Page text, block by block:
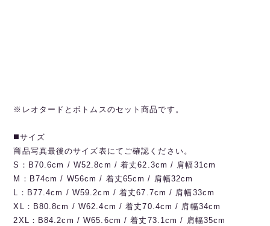
※レオタードとボトムスのセット商品です。
◼️サイズ
商品写真最後のサイズ表にてご確認ください。
S：B70.6cm / W52.8cm / 着丈62.3cm / 肩幅31cm
M：B74cm / W56cm / 着丈65cm / 肩幅32cm
L：B77.4cm / W59.2cm / 着丈67.7cm / 肩幅33cm
XL：B80.8cm / W62.4cm / 着丈70.4cm / 肩幅34cm
2XL：B84.2cm / W65.6cm / 着丈73.1cm / 肩幅35cm